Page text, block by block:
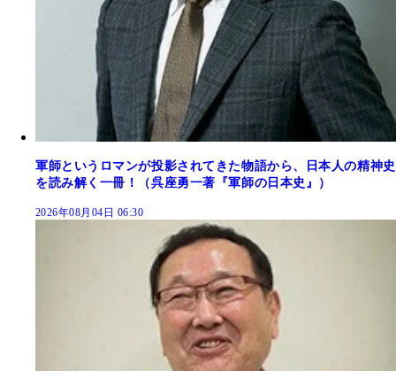
軍師というロマンが投影されてきた物語から、日本人の精神史
を読み解く一冊！（呉座勇一著『軍師の日本史』）
2026年08月04日 06:30